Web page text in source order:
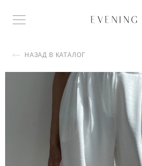
НАЗАД В КАТАЛОГ